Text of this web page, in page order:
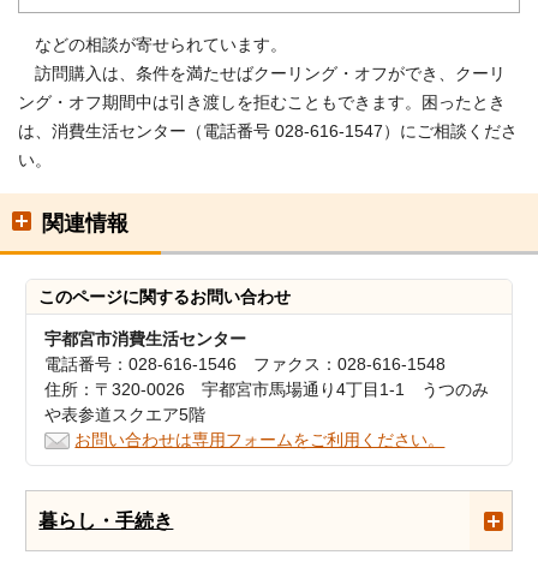
などの相談が寄せられています。
訪問購入は、条件を満たせばクーリング・オフができ、クーリ
ング・オフ期間中は引き渡しを拒むこともできます。困ったとき
は、消費生活センター（電話番号 028-616-1547）にご相談くださ
い。
関連情報
このページに関するお問い合わせ
宇都宮市消費生活センター
電話番号：028-616-1546 ファクス：028-616-1548
住所：〒320-0026 宇都宮市馬場通り4丁目1-1 うつのみ
や表参道スクエア5階
お問い合わせは専用フォームをご利用ください。
暮らし・手続き